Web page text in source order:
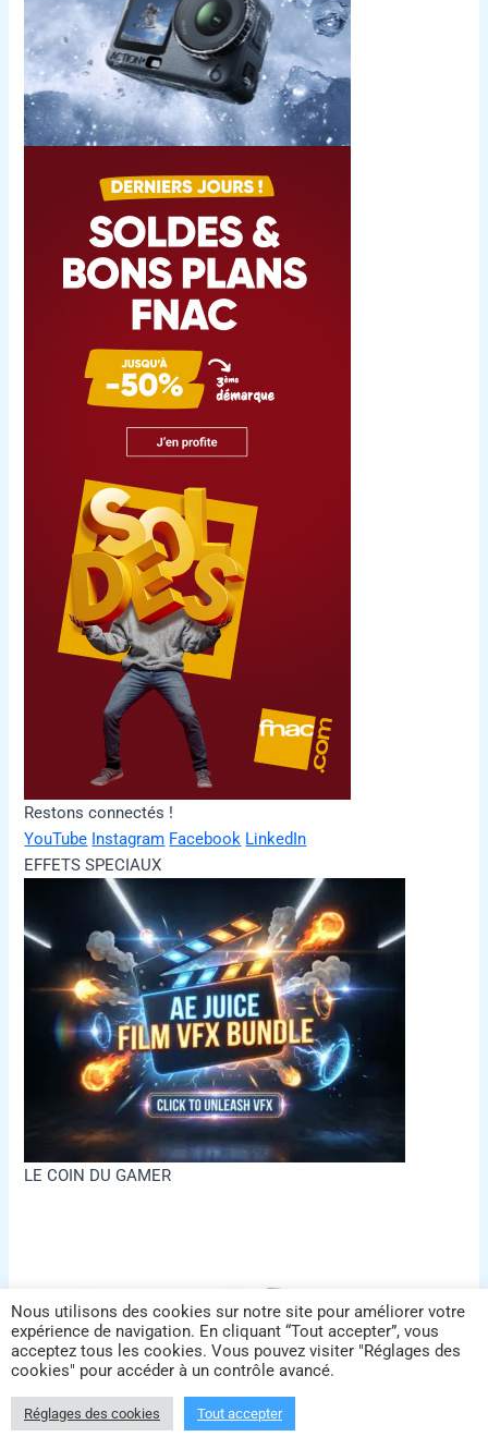
Restons connectés !
YouTube Instagram Facebook LinkedIn
EFFETS SPECIAUX
LE COIN DU GAMER
Nous utilisons des cookies sur notre site pour améliorer votre
expérience de navigation. En cliquant “Tout accepter”, vous
acceptez tous les cookies. Vous pouvez visiter "Réglages des
cookies" pour accéder à un contrôle avancé.
Réglages des cookies Tout accepter